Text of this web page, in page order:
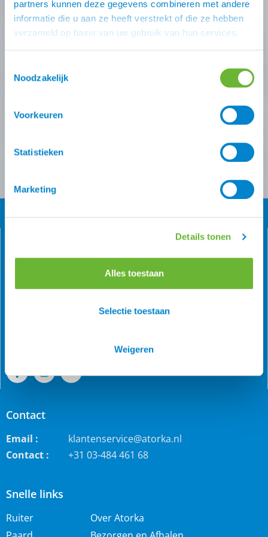
partners kunnen deze gegevens combineren met andere
informatie die u aan ze heeft verstrekt of die ze hebben
verzameld op basis van uw gebruik van hun services.
Noodzakelijk
Voorkeuren
Statistieken
Marketing
Details tonen
Alles toestaan
Selectie toestaan
Weigeren
Schrijf je in voor één (of meer) van onze nieuwsbrieven!
Zodra je inschrijving bevestigt is krijg je10% korting
Atorka algemeen
Versturen
Snelle links
Ruiter
Over Atorka
paardenrassen staan wij bekend voor de grote collectie
Contact
Email :
klantenservice@atorka.nl
Contact :
+31 03-484 461 68